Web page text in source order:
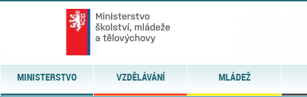
MINISTERSTVO VZDĚLÁVÁNÍ MLÁDEŽ